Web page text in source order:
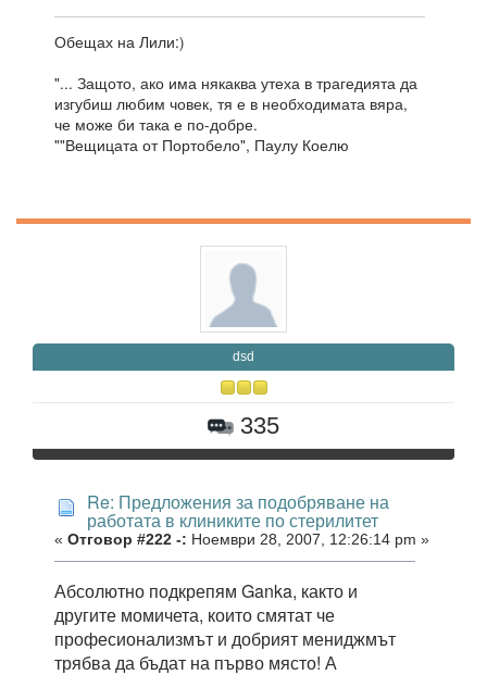
Обещах на Лили:)
"... Защото, ако има някаква утеха в трагедията да
изгубиш любим човек, тя е в необходимата вяра,
че може би така е по-добре.
""Вещицата от Портобело", Паулу Коелю
dsd
335
Re: Предложения за подобряване на
работата в клиниките по стерилитет
« Отговор #222 -: Ноември 28, 2007, 12:26:14 pm »
Абсолютно подкрепям Ganka, както и
другите момичета, които смятат че
професионализмът и добрият мениджмът
трябва да бъдат на първо място! А